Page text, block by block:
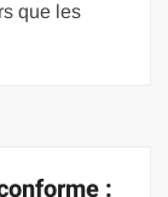
que les
: